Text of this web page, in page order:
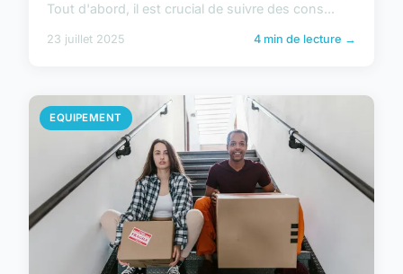
Tout d'abord, il est crucial de suivre des cons...
23 juillet 2025 4 min de lecture →
EQUIPEMENT